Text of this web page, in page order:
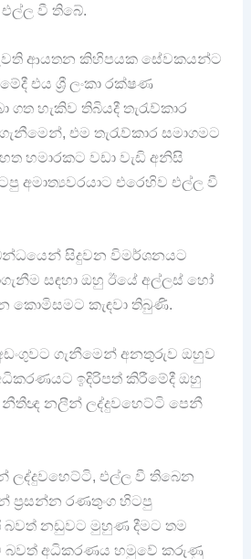
වී තිබේ.
ආයතන කිහිපයක සේවකයන්ට
එය ශ්‍රී ලංකා රක්ෂණ
ගත හැකිව තිබියදී තැරැව්කාර
එම තැරැව්කාර සමාගමට
හමාරකට වඩා වැඩි අනිසි
අමාත්‍යවරයාට එරෙහිව එල්ල වී
සිදුවන විමර්ශනයට
සඳහා ඔහු ඊයේ අල්ලස් හෝ
කොමිසමට කැඳවා තිබුණි.
ගැනීමෙන් අනතුරුව ඔහුව
ඉදිරිපත් කිරීමේදී ඔහු
නලීන් ලද්දුවහෙට්ටි පෙනී
එල්ල වී තිබෙන
ප්‍රසන්න රණතුංග හිටපු
බවත් නඩුවට මුහුණ දීමට තම
බවත් අධිකරණය හමුවේ කරුණු